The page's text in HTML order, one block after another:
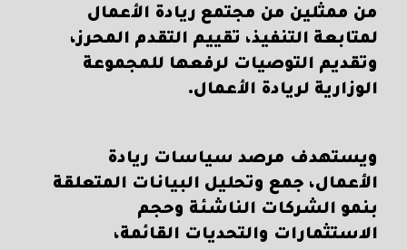
من ممثلين من مجتمع ريادة الأعمال
لمتابعة التنفيذ، تقييم التقدم المحرز،
وتقديم التوصيات لرفعها للمجموعة
الوزارية لريادة الأعمال.
ويستهدف مرصد سياسات ريادة
الأعمال، جمع وتحليل البيانات المتعلقة
بنمو الشركات الناشئة وحجم
الاستثمارات والتحديات القائمة،